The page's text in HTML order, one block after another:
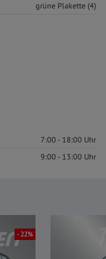
grüne Plakette (4)
7:00 18:00
9:00 13:00
- 22%